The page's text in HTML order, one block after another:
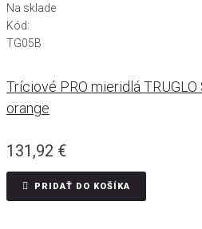
Na sklade
Kód:
TG05B
Tríciové PRO mieridlá
orange
131,92 €
PRIDAŤ DO KOŠÍKA